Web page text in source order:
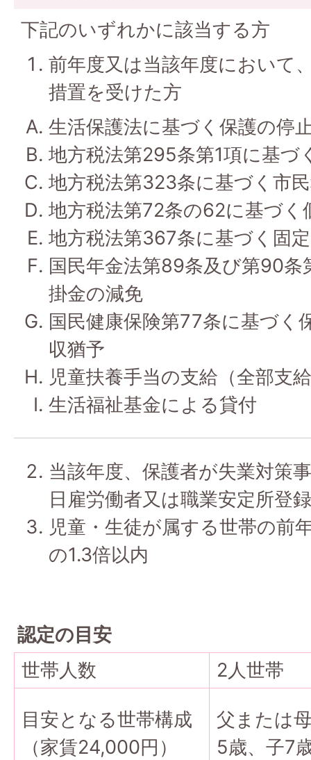
下記のいずれかに該当する方
前年度又は当該年度において
措置を受けた方
生活保護法に基づく保護の停
地方税法第295条第1項に基づ
地方税法第323条に基づく市
地方税法第72条の62に基づく
地方税法第367条に基づく固
国民年金法第89条及び第90条
掛金の減免
国民健康保険第77条に基づく
収猶予
児童扶養手当の支給（全部支
生活福祉基金による貸付
当該年度、保護者が失業対策
日雇労働者又は職業安定所登
児童・生徒が属する世帯の前
の1.3倍以内
認定の目安
世帯人数
2人世帯
目安となる世帯構成
（家賃24,000円）
父または
5歳、子7